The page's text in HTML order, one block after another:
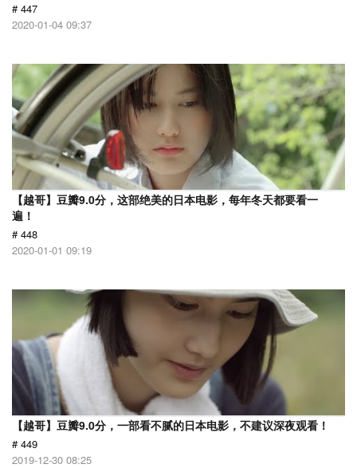
# 447
2020-01-04 09:37
【越哥】豆瓣9.0分，这部绝美的日本电影，每年冬天都要看一
遍！
# 448
2020-01-01 09:19
【越哥】豆瓣9.0分，一部看不腻的日本电影，不建议深夜观看！
# 449
2019-12-30 08:25